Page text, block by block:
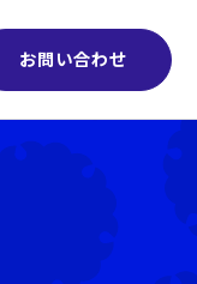
お問い合わせ